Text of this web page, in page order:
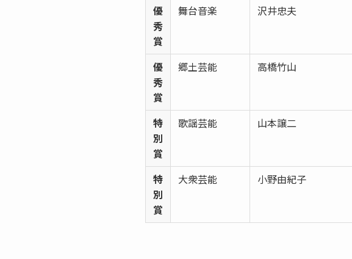
優
秀
賞
舞台音楽 沢井忠夫
優
秀
賞
郷土芸能 高橋竹山
特
別
賞
歌謡芸能 山本譲二
特
別
賞
大衆芸能 小野由紀子